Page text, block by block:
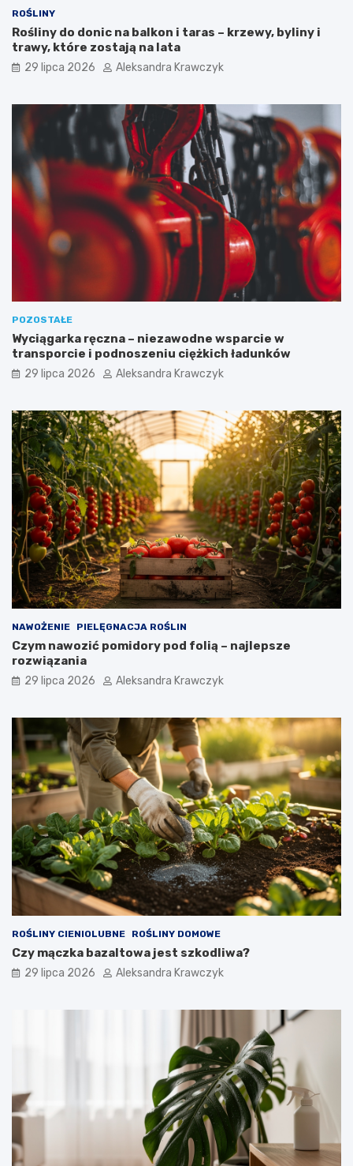
ROŚLINY
Rośliny do donic na balkon i taras – krzewy, byliny i
trawy, które zostają na lata
29 lipca 2026 Aleksandra Krawczyk
POZOSTAŁE
Wyciągarka ręczna – niezawodne wsparcie w
transporcie i podnoszeniu ciężkich ładunków
29 lipca 2026 Aleksandra Krawczyk
NAWOŻENIE PIELĘGNACJA ROŚLIN
Czym nawozić pomidory pod folią – najlepsze
rozwiązania
29 lipca 2026 Aleksandra Krawczyk
ROŚLINY CIENIOLUBNE ROŚLINY DOMOWE
Czy mączka bazaltowa jest szkodliwa?
29 lipca 2026 Aleksandra Krawczyk